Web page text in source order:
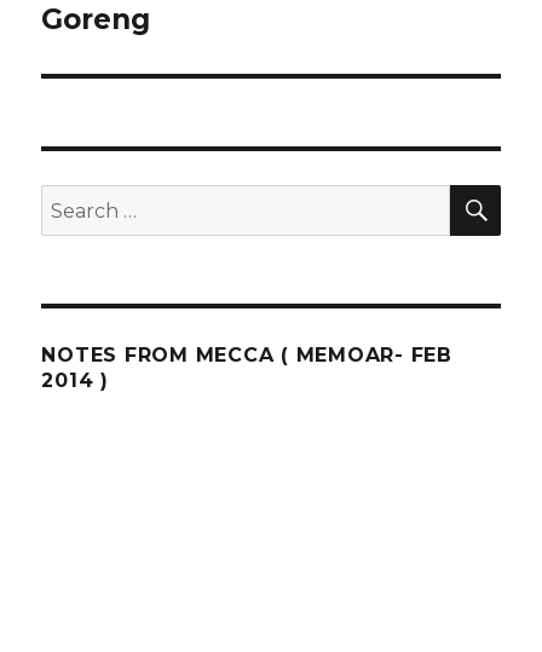
post:
Goreng
Search
for:
NOTES FROM MECCA ( MEMOAR- FEB
2014 )